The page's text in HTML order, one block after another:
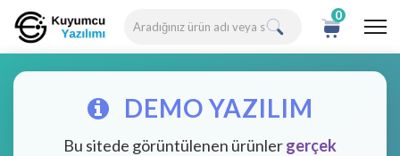
0
DEMO YAZILIM
Bu sitede görüntülenen ürünlergerçek